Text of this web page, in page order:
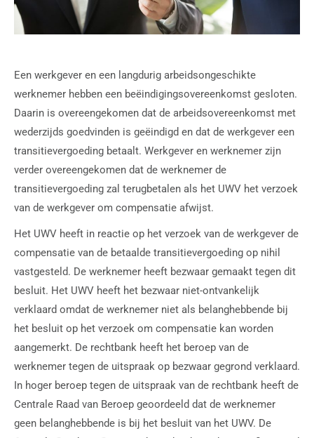
Een werkgever en een langdurig arbeidsongeschikte
werknemer hebben een beëindigingsovereenkomst gesloten.
Daarin is overeengekomen dat de arbeidsovereenkomst met
wederzijds goedvinden is geëindigd en dat de werkgever een
transitievergoeding betaalt. Werkgever en werknemer zijn
verder overeengekomen dat de werknemer de
transitievergoeding zal terugbetalen als het UWV het verzoek
van de werkgever om compensatie afwijst.
Het UWV heeft in reactie op het verzoek van de werkgever de
compensatie van de betaalde transitievergoeding op nihil
vastgesteld. De werknemer heeft bezwaar gemaakt tegen dit
besluit. Het UWV heeft het bezwaar niet-ontvankelijk
verklaard omdat de werknemer niet als belanghebbende bij
het besluit op het verzoek om compensatie kan worden
aangemerkt. De rechtbank heeft het beroep van de
werknemer tegen de uitspraak op bezwaar gegrond verklaard.
In hoger beroep tegen de uitspraak van de rechtbank heeft de
Centrale Raad van Beroep geoordeeld dat de werknemer
geen belanghebbende is bij het besluit van het UWV. De